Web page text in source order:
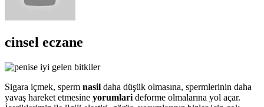
cinsel eczane
Sigara içmek, sperm nasil daha düşük olmasına, spermlerinin daha
yavaş hareket etmesine yorumlari deforme olmalarına yol açar.